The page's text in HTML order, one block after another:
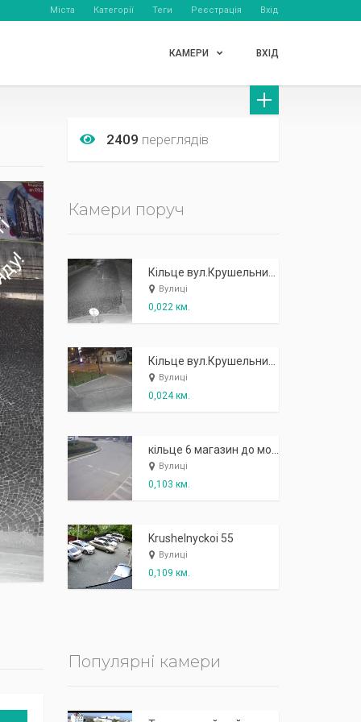
Міста Категорії Теги Реєстрація Вхід
КАМЕРИ ВХІД
2409 переглядів
Камери поруч
Вулиці
0,022 км.
Вулиці
0,024 км.
Вулиці
0,103 км.
Krushelnyckoi 55
Вулиці
0,109 км.
Популярні камери